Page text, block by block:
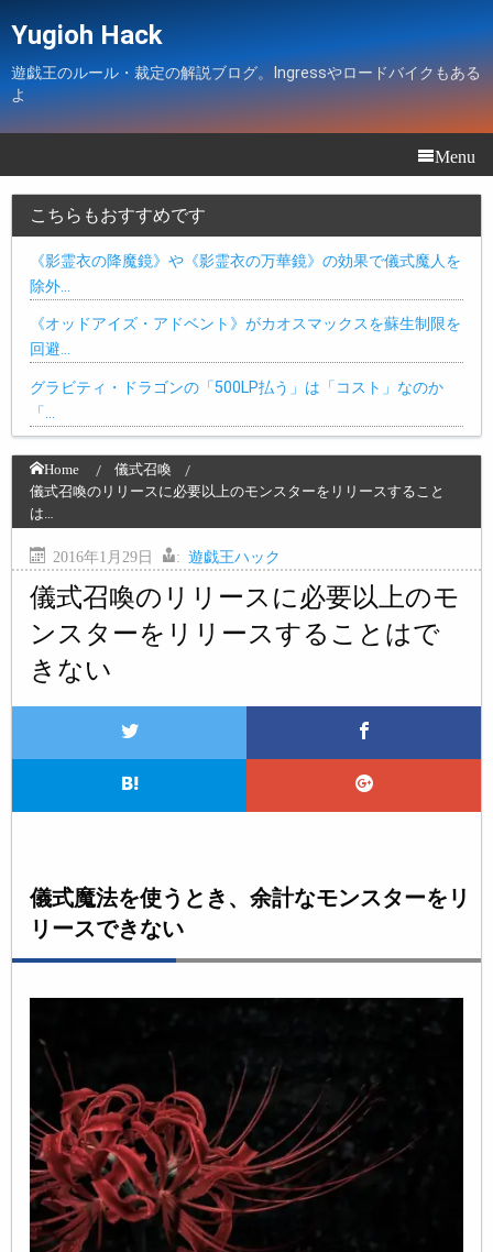
Yugioh Hack
遊戯王のルール・裁定の解説ブログ。Ingressやロードバイクもある
よ
Menu
こちらもおすすめです
《影霊衣の降魔鏡》や《影霊衣の万華鏡》の効果で儀式魔人を
除外…
《オッドアイズ・アドベント》がカオスマックスを蘇生制限を
回避…
グラビティ・ドラゴンの「500LP払う」は「コスト」なのか
「…
Home
儀式召喚
儀式召喚のリリースに必要以上のモンスターをリリースすること
は…
2016年1月29日 : 遊戯王ハック
儀式召喚のリリースに必要以上のモ
ンスターをリリースすることはで
きない
儀式魔法を使うとき、余計なモンスターをリ
リースできない